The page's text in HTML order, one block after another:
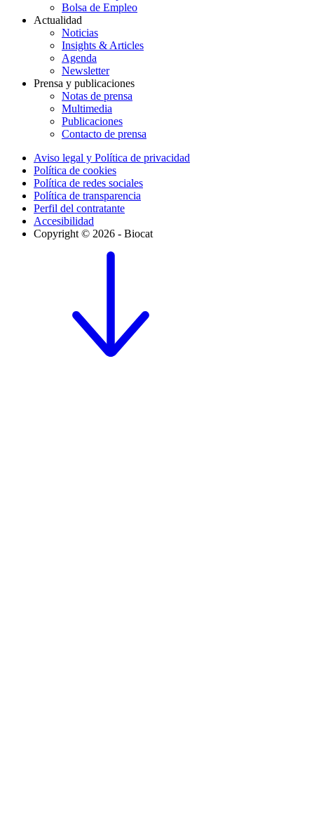
Bolsa de Empleo
Actualidad
Noticias
Insights & Articles
Agenda
Newsletter
Prensa y publicaciones
Notas de prensa
Multimedia
Publicaciones
Contacto de prensa
Aviso legal y Política de privacidad
Política de cookies
Política de redes sociales
Política de transparencia
Perfil del contratante
Accesibilidad
Copyright © 2026 - Biocat